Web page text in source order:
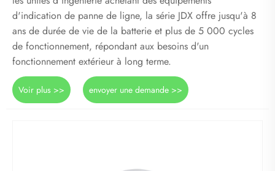
d'indication de panne de ligne, la série JDX offre jusqu'à 8
ans de durée de vie de la batterie et plus de 5 000 cycles
de fonctionnement, répondant aux besoins d'un
fonctionnement extérieur à long terme.
Voir plus >> envoyer une demande >>